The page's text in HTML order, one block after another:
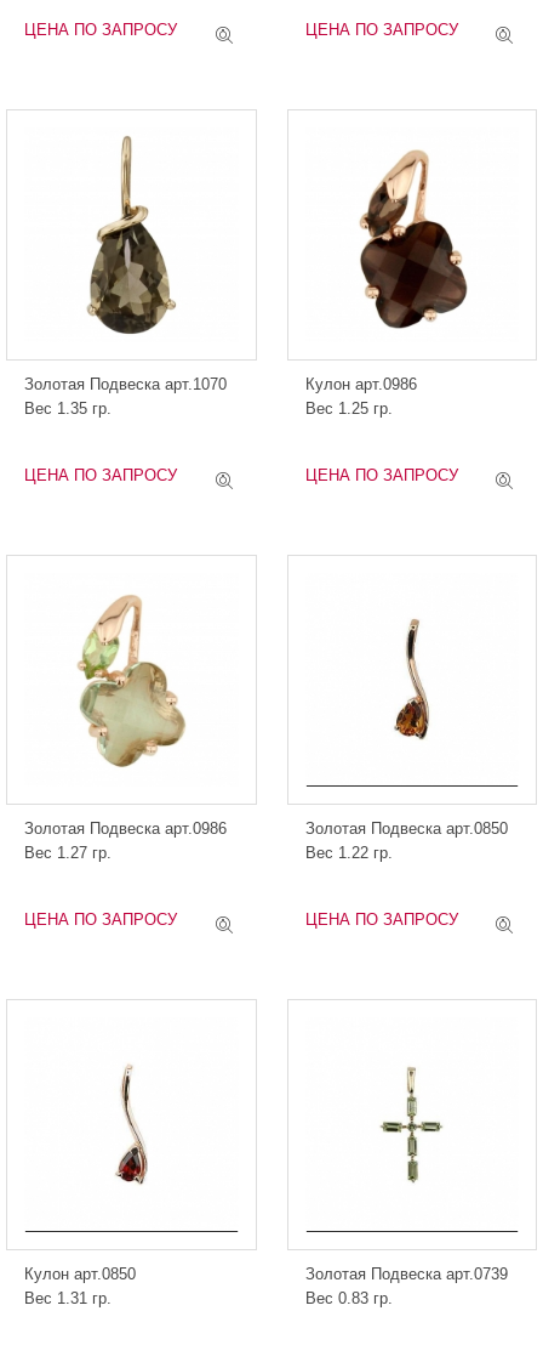
ЦЕНА ПО ЗАПРОСУ ЦЕНА ПО ЗАПРОСУ
Золотая Подвеска арт.1070
Вес 1.35 гр.
ЦЕНА ПО ЗАПРОСУ
Кулон арт.0986
Вес 1.25 гр.
ЦЕНА ПО ЗАПРОСУ
Золотая Подвеска арт.0986
Вес 1.27 гр.
ЦЕНА ПО ЗАПРОСУ
Золотая Подвеска арт.0850
Вес 1.22 гр.
ЦЕНА ПО ЗАПРОСУ
Кулон арт.0850
Вес 1.31 гр.
Золотая Подвеска арт.0739
Вес 0.83 гр.